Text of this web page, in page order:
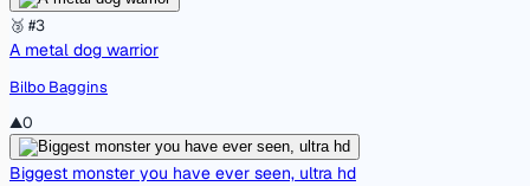
🥉 #3
A metal dog warrior
Bilbo Baggins
▲0
Biggest monster you have ever seen, ultra hd